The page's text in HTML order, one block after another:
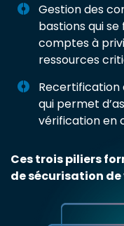
Gestion des
bastions qui
comptes à
ressources
Recertification
qui permet
vérification en
Ces trois piliers
de sécurisation